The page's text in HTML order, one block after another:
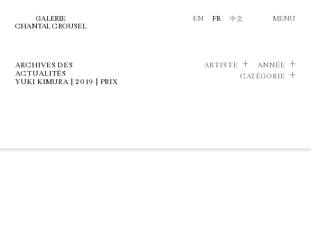
GALERIE
CHANTAL CROUSEL
EN FR 中文 MENU
ARCHIVES DES
ACTUALITÉS
YUKI KIMURA | 2019 | PRIX
ARTISTE
ANNÉE
CATÉGORIE